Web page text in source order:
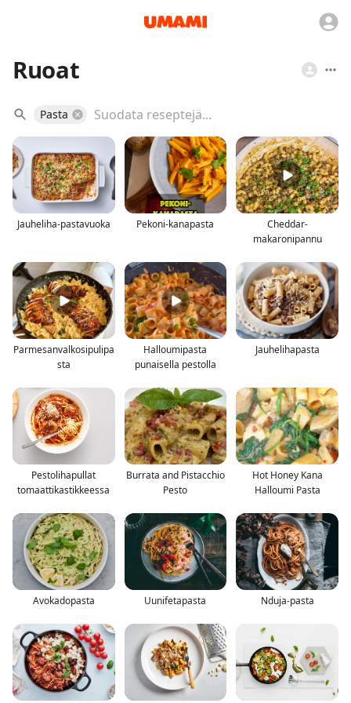
Ruoat
Pasta
Jauheliha-pastavuoka Pekoni-kanapasta
Cheddar-
makaronipannu
Parmesanvalkosipulipa
sta
Halloumipasta
punaisella pestolla
Jauhelihapasta
Pestolihapullat
tomaattikastikkeessa
Burrata and Pistacchio
Pesto
Hot Honey Kana
Halloumi Pasta
Avokadopasta Uunifetapasta Nduja-pasta